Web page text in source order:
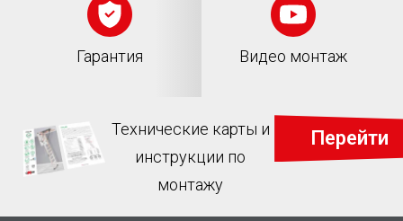
Гарантия Видео монтаж
Технические карты и
инструкции по
монтажу
Перейти